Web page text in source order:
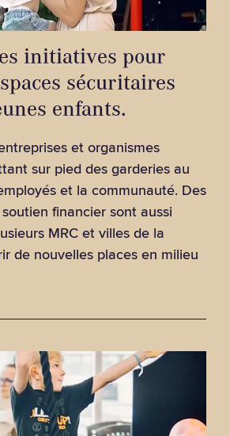
initiatives pour
sécuritaires
enfants.
et organismes
sur pied des garderies au
et la communauté. Des
financier sont aussi
MRC et villes de la
de nouvelles places en milieu